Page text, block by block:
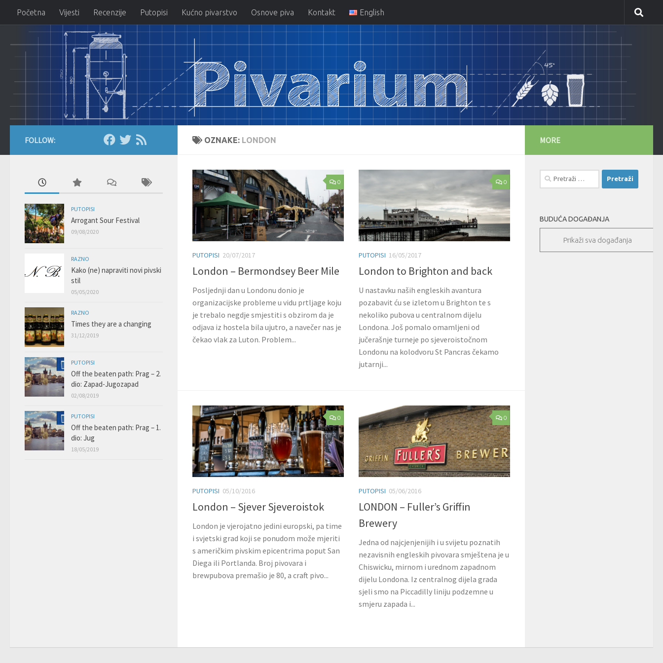
Skip to content
Početna Vijesti Recenzije Putopisi Kućno pivarstvo Osnove piva Kontakt English
OZNAKE: LONDON
0
PUTOPISI 20/07/2017
London – Bermondsey Beer Mile
Posljednji dan u Londonu donio je
organizacijske probleme u vidu prtljage koju
je trebalo negdje smjestiti s obzirom da je
odjava iz hostela bila ujutro, a navečer nas je
čekao vlak za Luton. Problem...
0
PUTOPISI 16/05/2017
London to Brighton and back
U nastavku naših engleskih avantura
pozabavit ću se izletom u Brighton te s
nekoliko pubova u centralnom dijelu
Londona. Još pomalo omamljeni od
jučerašnje turneje po sjeveroistočnom
Londonu na kolodvoru St Pancras čekamo
jutarnji...
0
PUTOPISI 05/10/2016
London – Sjever Sjeveroistok
London je vjerojatno jedini europski, pa time
i svjetski grad koji se ponudom može mjeriti
s američkim pivskim epicentrima poput San
Diega ili Portlanda. Broj pivovara i
brewpubova premašio je 80, a craft pivo...
0
PUTOPISI 05/06/2016
LONDON – Fuller’s Griffin
Brewery
Jedna od najcjenjenijih i u svijetu poznatih
nezavisnih engleskih pivovara smještena je u
Chiswicku, mirnom i urednom zapadnom
dijelu Londona. Iz centralnog dijela grada
sjeli smo na Piccadilly liniju podzemne u
smjeru zapada i...
FOLLOW:
PUTOPISI
Arrogant Sour Festival
09/08/2020
RAZNO
Kako (ne) napraviti novi pivski
stil
05/05/2020
RAZNO
Times they are a changing
31/12/2019
PUTOPISI
Off the beaten path: Prag – 2.
dio: Zapad-Jugozapad
02/08/2019
PUTOPISI
Off the beaten path: Prag – 1.
dio: Jug
18/05/2019
MORE
Pretraži:
BUDUĆA DOGAĐANJA
Prikaži sva događanja